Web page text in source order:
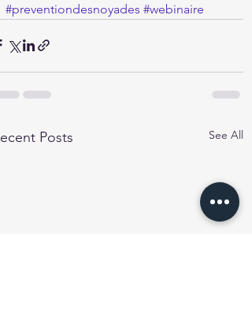
#preventiondesnoyades #webinaire
Posts See All